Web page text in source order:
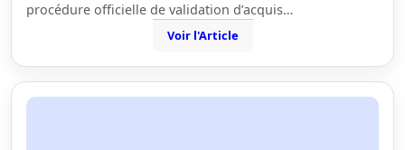
procédure officielle de validation d’acquis…
Voir l'Article